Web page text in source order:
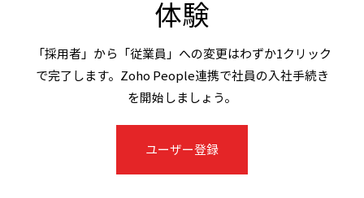
体験
「採用者」から「従業員」への変更はわずか1クリック
で完了します。Zoho People連携で社員の入社手続き
を開始しましょう。
ユーザー登録